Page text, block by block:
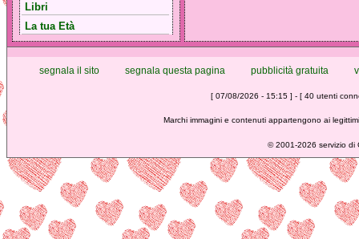
Libri
La tua Età
segnala il sito segnala questa pagina pubblicità gratuita
[ 07/08/2026 - 15:15 ] - [ 40 utenti
Marchi immagini e contenuti appartengono ai
©2001-2026 servizio di